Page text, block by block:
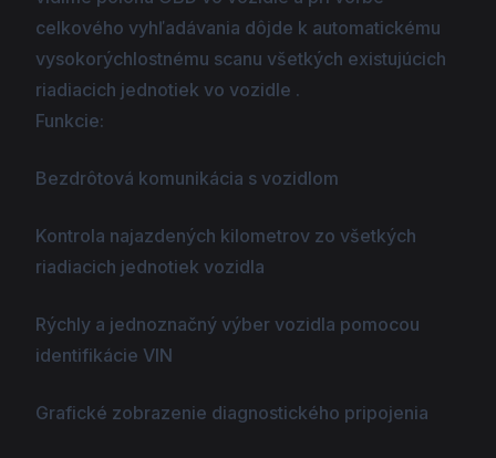
celkového vyhľadávania dôjde k automatickému
vysokorýchlostnému scanu všetkých existujúcich
riadiacich jednotiek vo vozidle .
Funkcie:
Bezdrôtová komunikácia s vozidlom
Kontrola najazdených kilometrov zo všetkých
riadiacich jednotiek vozidla
Rýchly a jednoznačný výber vozidla pomocou
identifikácie VIN
Grafické zobrazenie diagnostického pripojenia